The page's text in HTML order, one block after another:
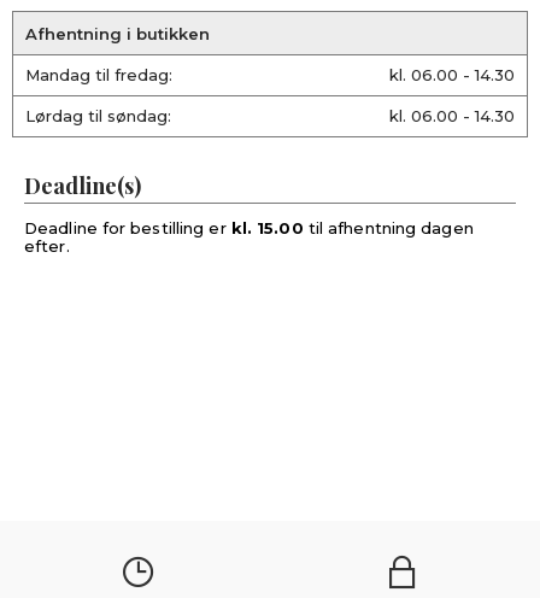
Afhentning i butikken
Mandag til fredag: kl. 06.00 - 14.30
Lørdag til søndag: kl. 06.00 - 14.30
Deadline(s)
Deadline for bestilling er kl. 15.00 til afhentning dagen
efter.